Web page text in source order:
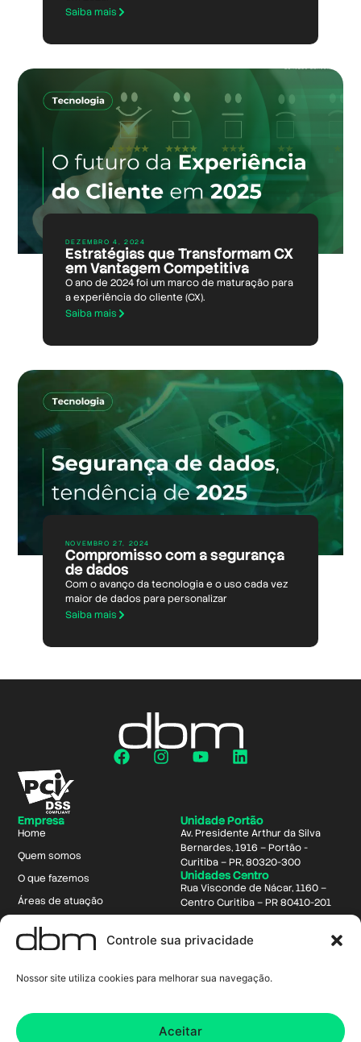
Controle sua privacidade
Nossor site utiliza cookies para melhorar sua navegação.
Aceitar
Saiba mais
DEZEMBRO 4, 2024
Estratégias que Transformam CX
em Vantagem Competitiva
O ano de 2024 foi um marco de maturação para
a experiência do cliente (CX).
Saiba mais
NOVEMBRO 27, 2024
Compromisso com a segurança
de dados
Com o avanço da tecnologia e o uso cada vez
maior de dados para personalizar
Saiba mais
Empresa
Home
Quem somos
O que fazemos
Áreas de atuação
Trabalhe na dbm
Unidade Portão
Av. Presidente Arthur da Silva
Bernardes, 1916 – Portão -
Curitiba – PR, 80320-300
Unidades Centro
Rua Visconde de Nácar, 1160 –
Centro Curitiba – PR 80410-201
Curitiba - PR, 80230-080
Contato
comercial@dbm.com.br
trabalheconosco@dbm.com.br